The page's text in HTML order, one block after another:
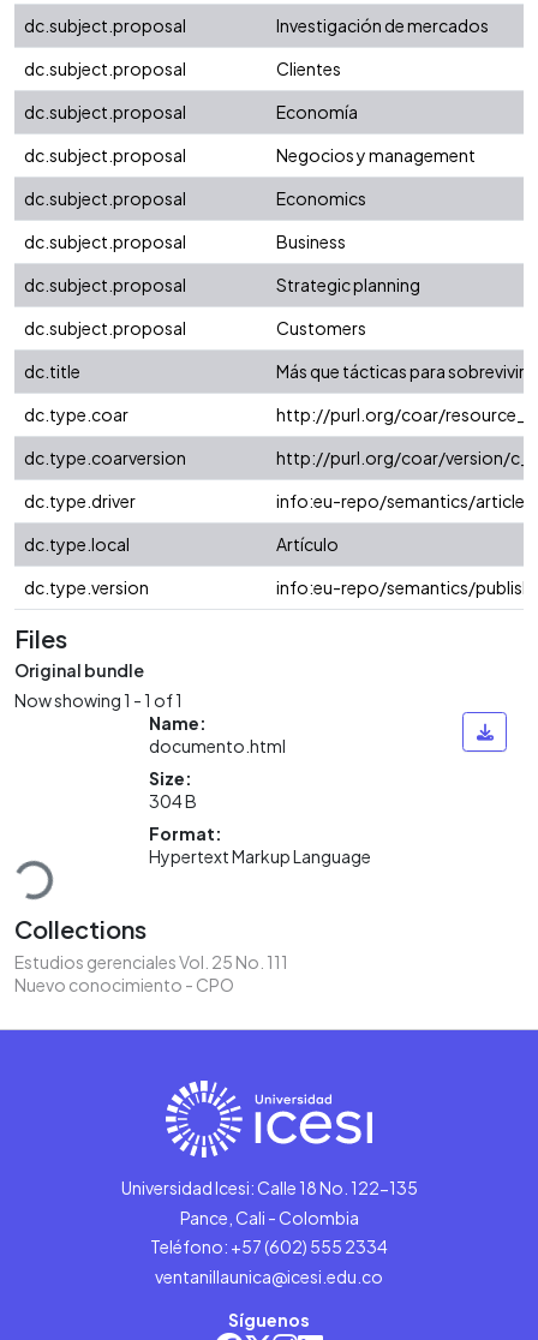
dc.subject.proposal
Investigación de mercados
dc.subject.proposal
Clientes
dc.subject.proposal
Economía
dc.subject.proposal
Negocios y management
dc.subject.proposal
Economics
dc.subject.proposal
Business
dc.subject.proposal
Strategic planning
dc.subject.proposal
Customers
dc.title
Más que tácticas para sobrevivir
dc.type.coar
http://purl.org/coar/
dc.type.coarversion
http://purl.org/coar/version/
dc.type.driver
info:eu-repo/semantics/article
dc.type.local
Artículo
dc.type.version
info:eu-repo/semantics/
Files
Original bundle
Now showing1 - 1 of 1
Loading...
Name:
documento.html
Size:
304 B
Format:
Hypertext Markup Language
Collections
Estudios gerenciales Vol. 25 No. 111
Nuevo conocimiento - CPO
Universidad Icesi: Calle 18 No. 122-135
Pance, Cali - Colombia
Teléfono: +57 (602) 555 2334
ventanillaunica@icesi.edu.co
Síguenos